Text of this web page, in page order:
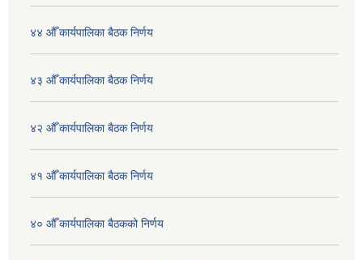
४४ औँ कार्यपालिका बैठक निर्णय
४३ औँ कार्यपालिका बैठक निर्णय
४२ औँ कार्यपालिका बैठक निर्णय
४१ औँ कार्यपालिका बैठक निर्णय
४० औँ कार्यपालिका बैठकको निर्णय